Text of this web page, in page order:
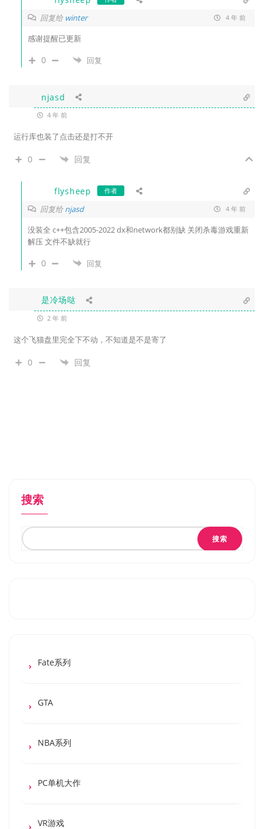
回复给 winter 4 年 前
感谢提醒已更新
0 回复
njasd
4 年 前
运行库也装了点击还是打不开
0 回复
flysheep 作者
回复给njasd 4 年 前
没装全 c++包含2005-2022 dx和network都别缺 关闭杀毒游戏重新
解压 文件不缺就行
0 回复
是冷场哒
2 年 前
这个飞猫盘里完全下不动，不知道是不是寄了
0 回复
搜索
搜索
Fate系列
GTA
NBA系列
PC单机大作
VR游戏